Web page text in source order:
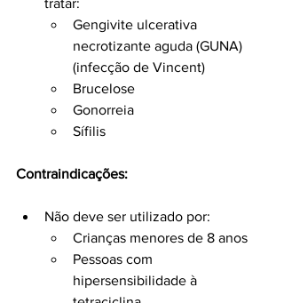
tratar:
Gengivite ulcerativa
necrotizante aguda (GUNA)
(infecção de Vincent)
Brucelose
Gonorreia
Sífilis
Contraindicações:
Não deve ser utilizado por:
Crianças menores de 8 anos
Pessoas com
hipersensibilidade à